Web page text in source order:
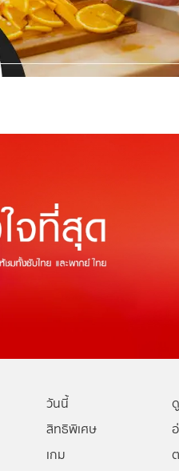
วันนี้
ดู
สิทธิพิเศษ
เกม